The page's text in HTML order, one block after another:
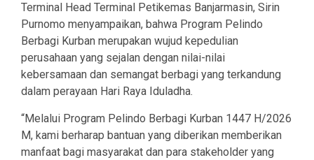
Terminal Head Terminal Petikemas Banjarmasin, Sirin
Purnomo menyampaikan, bahwa Program Pelindo
Berbagi Kurban merupakan wujud kepedulian
perusahaan yang sejalan dengan nilai-nilai
kebersamaan dan semangat berbagi yang terkandung
dalam perayaan Hari Raya Iduladha.
“Melalui Program Pelindo Berbagi Kurban 1447 H/2026
M, kami berharap bantuan yang diberikan memberikan
manfaat bagi masyarakat dan para stakeholder yang